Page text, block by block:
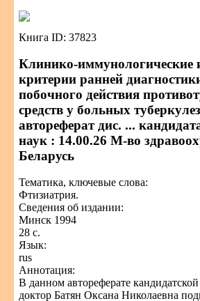
Книга ID: 37823
Клинико-иммунологические
критерии ранней
побочного действия
средств у больных
автореферат дис. ...
наук : 14.00.26 М-во
Беларусь
Тематика, ключевые слова:
Фтизиатрия.
Сведения об издании:
Минск 1994
28 с.
Язык:
rus
Аннотация:
В данном автореферате
доктор Батян Оксана Николаевна